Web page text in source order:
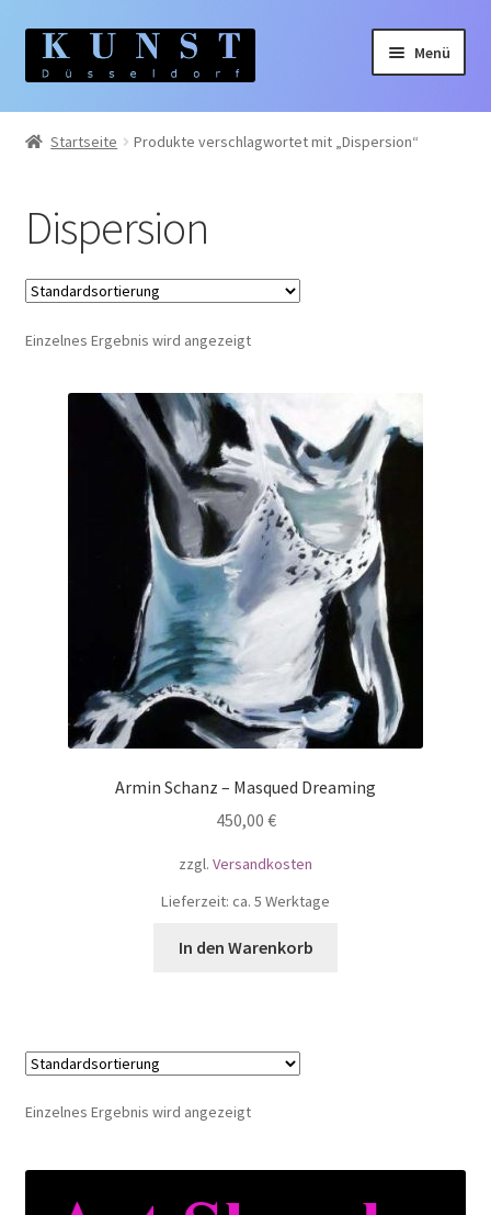
Zur
Navigation
Zum
Inhalt
Menü
Home
Künstler:innen
Themen
Startseite Produkte verschlagwortet mit „Dispersion“
Dispersion
Einzelnes Ergebnis wird angezeigt
Armin Schanz – Masqued Dreaming
450,00 €
zzgl. Versandkosten
Lieferzeit: ca. 5 Werktage
In den Warenkorb
Einzelnes Ergebnis wird angezeigt